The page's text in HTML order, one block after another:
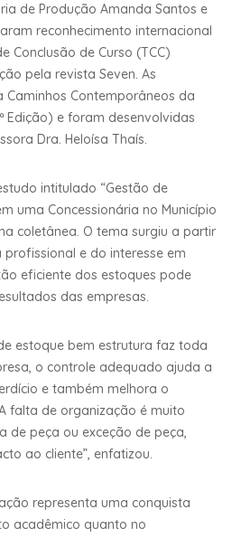
de Produção Amanda Santos e
reconhecimento internacional
Conclusão de Curso (TCC)
pela revista Seven. As
Contemporâneos da
Edição) e foram desenvolvidas
Dra. Heloísa Thaís.
intitulado “Gestão de
uma Concessionária no Município
coletânea. O tema surgiu a partir
e do interesse em
eficiente dos estoques pode
das empresas.
estoque bem estrutura faz toda
o controle adequado ajuda a
e também melhora o
falta de organização é muito
de peça ou exceção de peça,
ao cliente”, enfatizou.
representa uma conquista
acadêmico quanto no